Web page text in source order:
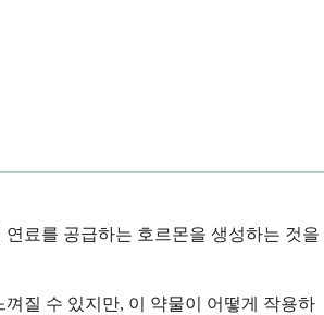
료를 공급하는 호르몬을 생성하는 것을
질 수 있지만, 이 약물이 어떻게 작용하